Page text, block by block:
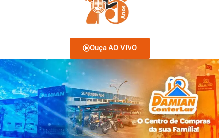
Ouça AO VIVO